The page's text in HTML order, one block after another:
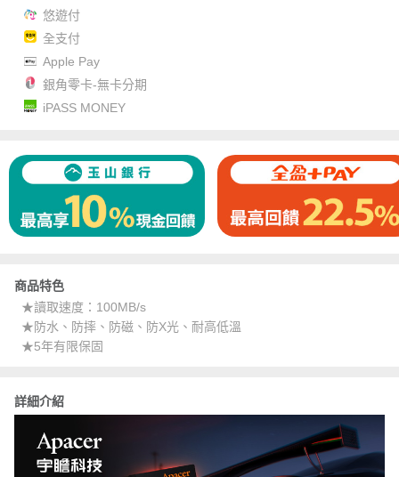
悠遊付
全支付
Apple Pay
銀角零卡-無卡分期
iPASS MONEY
商品特色
★讀取速度：100MB/s
★防水、防摔、防磁、防X光、耐高低溫
★5年有限保固
詳細介紹